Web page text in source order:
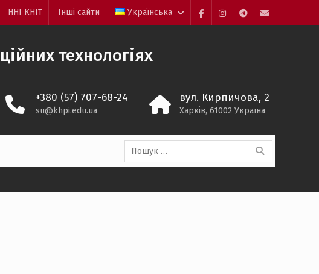
FacebookInstagramTelegram
Mail
ННІ КНІТ Інші сайти Українська
технологіях
+380 (57) 707-68-24
su@khpi.edu.ua
вул. Кирпичова, 2
Харків, 61002 Україна
Пошук: